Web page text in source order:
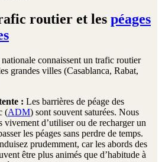
routier et les péages
connaissent un trafic routier
grandes villes (Casablanca, Rabat,
: Les barrières de péage des
(ADM) sont souvent saturées. Nous
vivement d’utiliser ou de recharger un
les péages sans perdre de temps.
prudemment, car les abords des
être plus animés que d’habitude à